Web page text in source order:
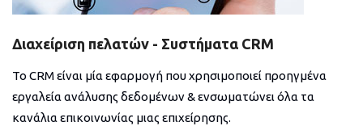
Διαχείριση πελατών - Συστήματα CRM
Το CRM είναι μία εφαρμογή που χρησιμοποιεί προηγμένα
εργαλεία ανάλυσης δεδομένων & ενσωματώνει όλα τα
κανάλια επικοινωνίας μιας επιχείρησης.